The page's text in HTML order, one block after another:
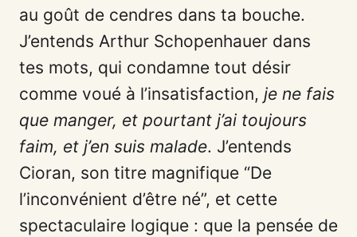
au goût de cendres dans ta bouche.
J’entends Arthur Schopenhauer dans
tes mots, qui condamne tout désir
comme voué à l’insatisfaction, je ne fais
que manger, et pourtant j’ai toujours
faim, et j’en suis malade. J’entends
Cioran, son titre magnifique “De
l’inconvénient d’être né”, et cette
spectaculaire logique : que la pensée de